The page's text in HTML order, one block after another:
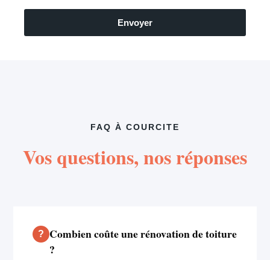
Envoyer
FAQ À COURCITE
Vos questions, nos réponses
Combien coûte une rénovation de toiture
?